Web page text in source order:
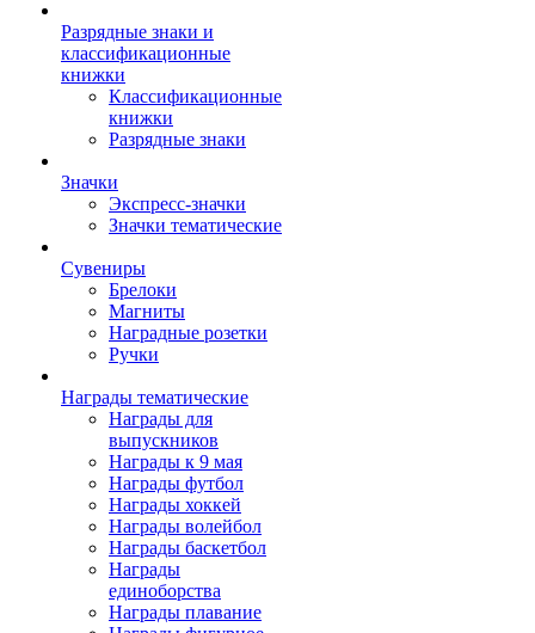
Разрядные знаки и
классификационные
книжки
Классификационные
книжки
Разрядные знаки
Значки
Экспресс-значки
Значки тематические
Сувениры
Брелоки
Магниты
Наградные розетки
Ручки
Награды тематические
Награды для
выпускников
Награды к 9 мая
Награды футбол
Награды хоккей
Награды волейбол
Награды баскетбол
Награды
единоборства
Награды плавание